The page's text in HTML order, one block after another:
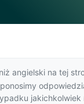
angielski na tej